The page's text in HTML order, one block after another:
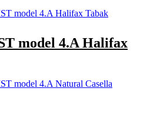
model 4.A Halifax